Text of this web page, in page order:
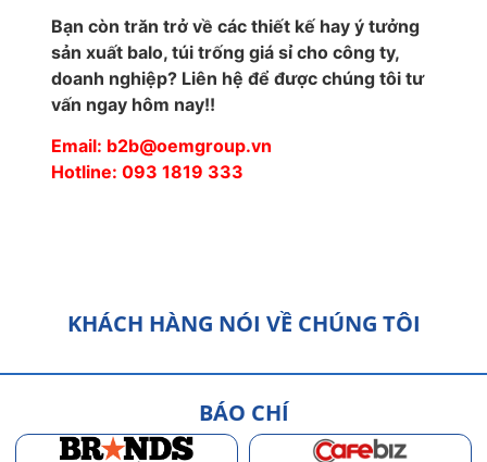
Bạn còn trăn trở về các thiết kế hay ý tưởng
sản xuất balo, túi trống giá sỉ cho công ty,
doanh nghiệp? Liên hệ để được chúng tôi tư
vấn ngay hôm nay!!
Email: b2b@oemgroup.vn
Hotline: 093 1819 333
KHÁCH HÀNG NÓI VỀ CHÚNG TÔI
BÁO CHÍ